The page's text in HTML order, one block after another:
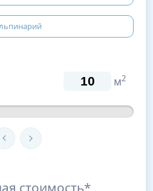
м2
стоимость*